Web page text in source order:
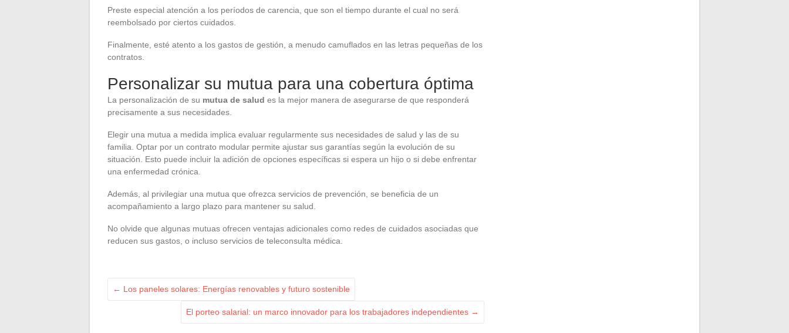
Preste especial atención a los períodos de carencia, que son el tiempo durante el cual no será
reembolsado por ciertos cuidados.
Finalmente, esté atento a los gastos de gestión, a menudo camuflados en las letras pequeñas de los
contratos.
Personalizar su mutua para una cobertura óptima
La personalización de su mutua de salud es la mejor manera de asegurarse de que responderá
precisamente a sus necesidades.
Elegir una mutua a medida implica evaluar regularmente sus necesidades de salud y las de su
familia. Optar por un contrato modular permite ajustar sus garantías según la evolución de su
situación. Esto puede incluir la adición de opciones específicas si espera un hijo o si debe enfrentar
una enfermedad crónica.
Además, al privilegiar una mutua que ofrezca servicios de prevención, se beneficia de un
acompañamiento a largo plazo para mantener su salud.
No olvide que algunas mutuas ofrecen ventajas adicionales como redes de cuidados asociadas que
reducen sus gastos, o incluso servicios de teleconsulta médica.
← Los paneles solares: Energías renovables y futuro sostenible
El porteo salarial: un marco innovador para los trabajadores independientes →